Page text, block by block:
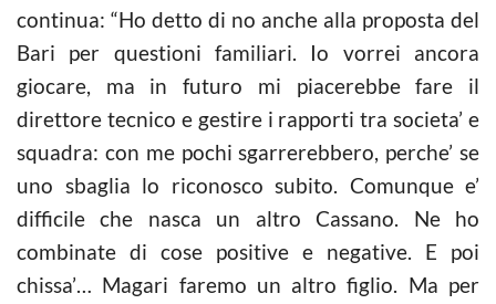
continua: “Ho detto di no anche alla proposta del
Bari per questioni familiari. Io vorrei ancora
giocare, ma in futuro mi piacerebbe fare il
direttore tecnico e gestire i rapporti tra societa’ e
squadra: con me pochi sgarrerebbero, perche’ se
uno sbaglia lo riconosco subito. Comunque e’
difficile che nasca un altro Cassano. Ne ho
combinate di cose positive e negative. E poi
chissa’… Magari faremo un altro figlio. Ma per